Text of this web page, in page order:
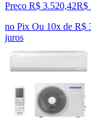
Preço R$ 3.520,42R$
no Pix Ou 10x de R$
juros